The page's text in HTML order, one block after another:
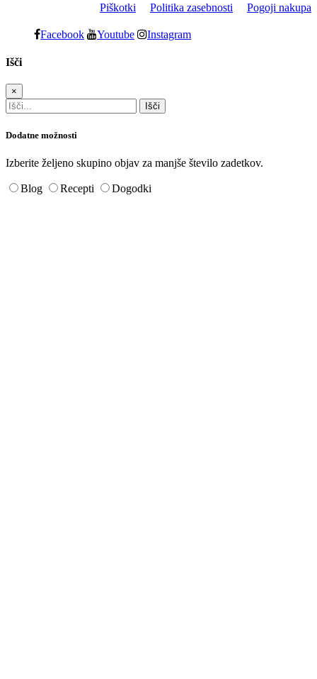
Piškotki
Politika zasebnosti Pogoji nakupa
Facebook Youtube Instagram
Išči
×
Dodatne možnosti
Izberite željeno skupino objav za manjše število zadetkov.
Blog Recepti Dogodki